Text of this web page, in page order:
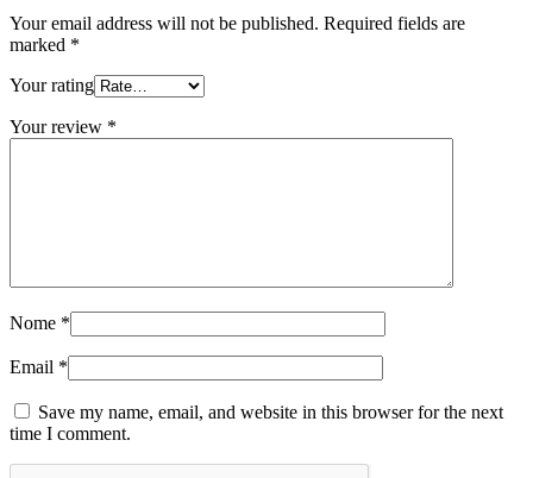
Your email address will not be published. Required fields are
marked *
Your rating
Your review *
Nome *
Email *
Save my name, email, and website in this browser for the next
time I comment.